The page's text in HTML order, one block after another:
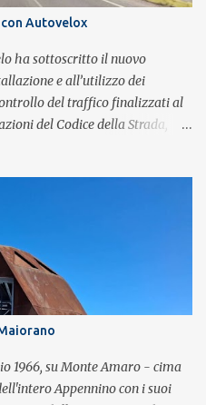
We Will Rock You.
Autovelox
ha sottoscritto il nuovo
e all’utilizzo dei
del traffico finalizzati al
del Codice della Strada,
dei limiti di velocità. Il
stato emanato a seguito del
parte della Polizia Stradale di
i tratti stradali per i quali è
l’occasione, inoltre, si è
di rettifica e/o revisione p...
1966, su Monte Amaro - cima
Appennino con i suoi